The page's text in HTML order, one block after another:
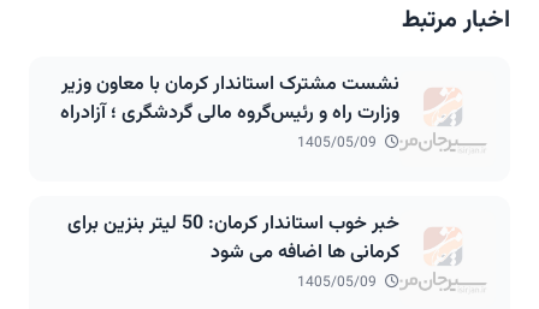
اخبار مرتبط
نشست مشترک استاندار کرمان با معاون وزیر
وزارت راه و رئیس‌گروه مالی گردشگری ؛ آزادراه
۲۷۰ کیلومتری انار شهربابک سیرجان باغات در
خبر خوب استاندار کرمان: 50 لیتر بنزین برای
کرمانی ها اضافه می شود